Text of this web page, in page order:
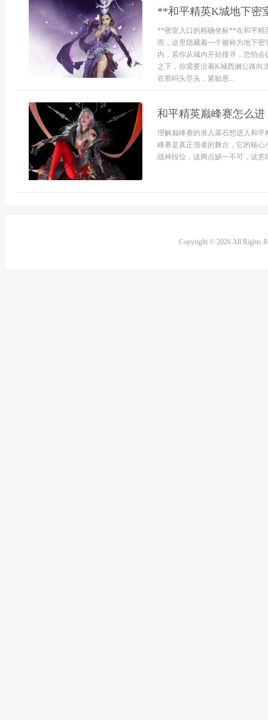
**和平精英K城地下密
**密室入口的精确坐标**在和平精
而，这里隐藏着一个被称为地下
内，若你从城内开始搜寻，恐怕
之下，你需要沿着K城西侧公路向
在那码头尽头，紧贴悬...
和平精英巅峰赛怎么
理解巅峰赛的准入基石想进入和
峰赛是真正强者的舞台，它的核
战神段位，这两点缺一不可，这意
Copyright © 2026 All Rights